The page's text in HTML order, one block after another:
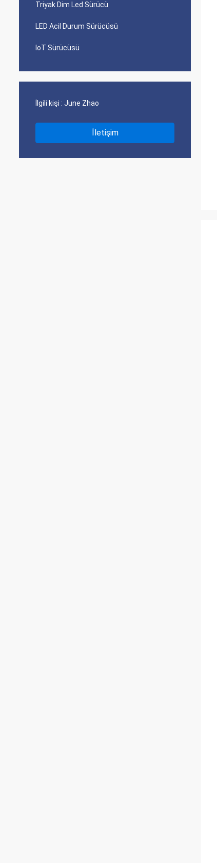
Triyak Dim Led Sürücü
LED Acil Durum Sürücüsü
IoT Sürücüsü
İlgili kişi : June Zhao
İletişim